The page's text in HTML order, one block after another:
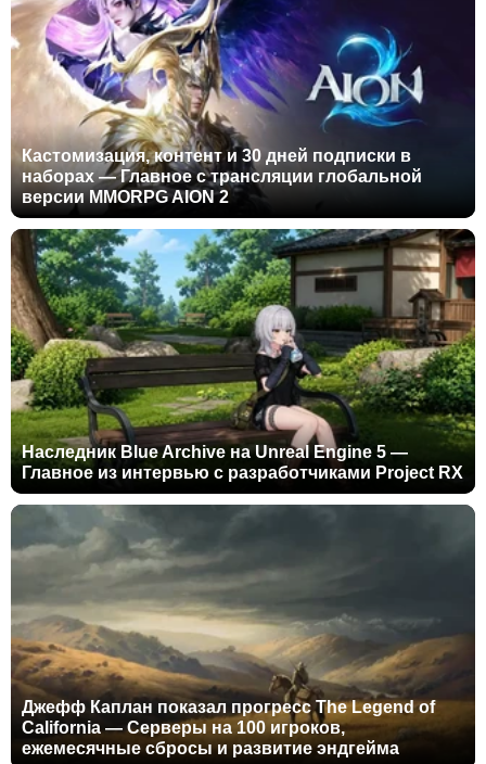
Кастомизация, контент и 30 дней подписки в
наборах — Главное с трансляции глобальной
версии MMORPG AION 2
Наследник Blue Archive на Unreal Engine 5 —
Главное из интервью с разработчиками Project RX
Джефф Каплан показал прогресс The Legend of
California — Серверы на 100 игроков,
ежемесячные сбросы и развитие эндгейма